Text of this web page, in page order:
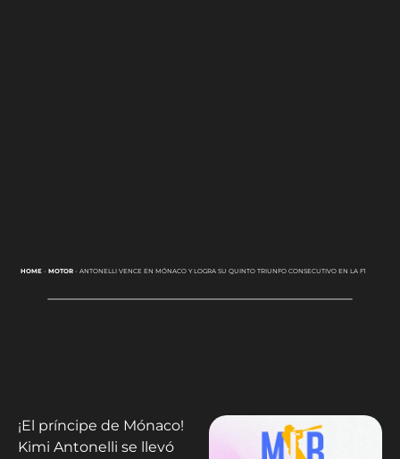
HOME- MOTOR- ANTONELLI VENCE EN MÓNACO Y LOGRA SU QUINTO TRIUNFO CONSECUTIVO EN LA F1
¡El príncipe de Mónaco!
Kimi Antonelli se llevó